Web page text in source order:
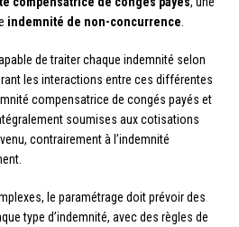
indemnité de non-concurrence
de traiter chaque indemnité selon
les interactions entre ces différentes
compensatrice de congés payés et
soumises aux cotisations
contrairement à l’indemnité
le paramétrage doit prévoir des
type d’indemnité, avec des règles de